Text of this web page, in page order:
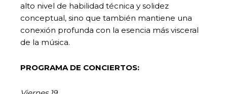
alto nivel de habilidad técnica y solidez
conceptual, sino que también mantiene una
conexión profunda con la esencia más visceral
de la música.
PROGRAMA DE CONCIERTOS: